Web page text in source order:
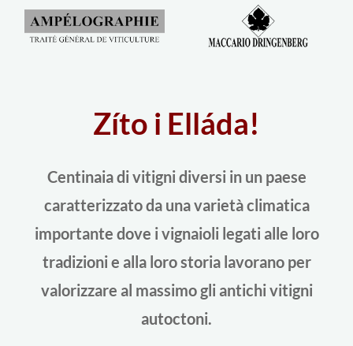
Zíto i Elláda!
Centinaia di vitigni diversi in un paese
caratterizzato da una varietà climatica
importante dove i vignaioli legati alle loro
tradizioni e alla loro storia lavorano per
valorizzare al massimo gli antichi vitigni
autoctoni.